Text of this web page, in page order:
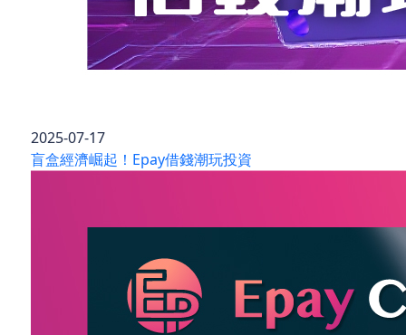
2025-07-17
盲盒經濟崛起！Epay借錢潮玩投資